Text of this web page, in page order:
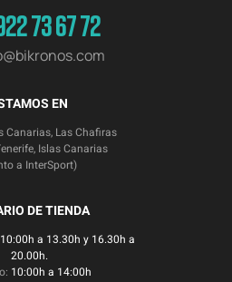
73 67 72
EN
Canarias, Las Chafiras
Islas Canarias
a InterSport)
DE TIENDA
10:00h a 13.30h y 16.30h a
20.00h.
10:00h a 14:00h